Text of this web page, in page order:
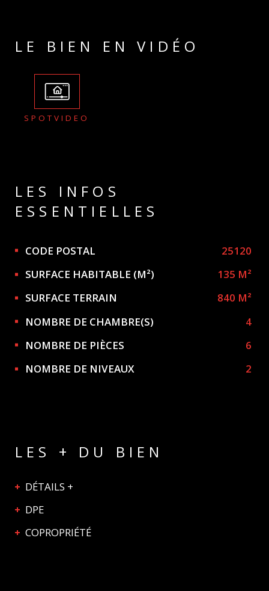
LE BIEN EN VIDÉO
SPOTVIDEO
LES INFOS
ESSENTIELLES
Caractérisque Valeurs
CODE POSTAL
25120
SURFACE HABITABLE (M²)
135 M²
SURFACE TERRAIN
840 M²
NOMBRE DE CHAMBRE(S)
4
NOMBRE DE PIÈCES
6
NOMBRE DE NIVEAUX
2
LES + DU BIEN
DÉTAILS +
DPE
COPROPRIÉTÉ